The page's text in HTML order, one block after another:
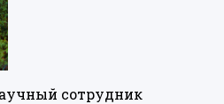
сотрудник